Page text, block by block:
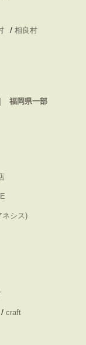
/ 相良村
福岡県一部
シス)
/ craft